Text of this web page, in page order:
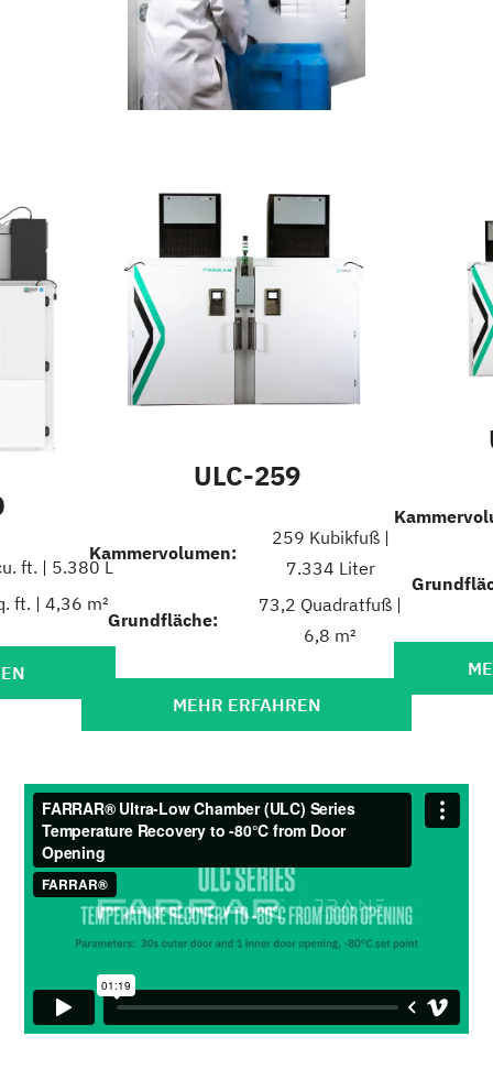
ft. | 5.380 L
ft. | 4,36 m²
ULC-259
Kammervolumen:
259 Kubikfuß |
7.334 Liter
Grundfläche:
73,2 Quadratfuß |
6,8 m²
MEHR ERFAHREN